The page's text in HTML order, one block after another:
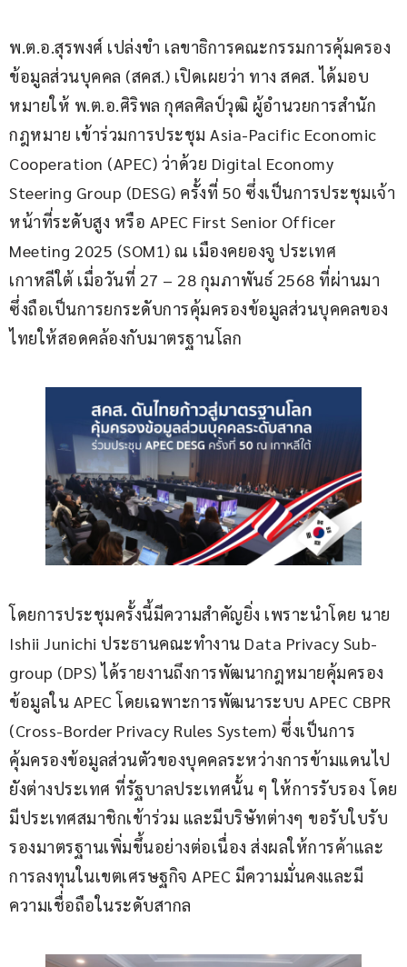
พ.ต.อ.สุรพงศ์ เปล่งขำ เลขาธิการคณะกรรมการคุ้มครอง
ข้อมูลส่วนบุคคล (สคส.) เปิดเผยว่า ทาง สคส. ได้มอบ
หมายให้ พ.ต.อ.ศิริพล กุศลศิลป์วุฒิ ผู้อำนวยการสำนัก
กฎหมาย เข้าร่วมการประชุม Asia-Pacific Economic
Cooperation (APEC) ว่าด้วย Digital Economy
Steering Group (DESG) ครั้งที่ 50 ซึ่งเป็นการประชุมเจ้า
หน้าที่ระดับสูง หรือ APEC First Senior Officer
Meeting 2025 (SOM1) ณ เมืองคยองจู ประเทศ
เกาหลีใต้ เมื่อวันที่ 27 – 28 กุมภาพันธ์ 2568 ที่ผ่านมา
ซึ่งถือเป็นการยกระดับการคุ้มครองข้อมูลส่วนบุคคลของ
ไทยให้สอดคล้องกับมาตรฐานโลก
โดยการประชุมครั้งนี้มีความสำคัญยิ่ง เพราะนำโดย นาย
Ishii Junichi ประธานคณะทำงาน Data Privacy Sub-
group (DPS) ได้รายงานถึงการพัฒนากฎหมายคุ้มครอง
ข้อมูลใน APEC โดยเฉพาะการพัฒนาระบบ APEC CBPR
(Cross-Border Privacy Rules System) ซึ่งเป็นการ
คุ้มครองข้อมูลส่วนตัวของบุคคลระหว่างการข้ามแดนไป
ยังต่างประเทศ ที่รัฐบาลประเทศนั้น ๆ ให้การรับรอง โดย
มีประเทศสมาชิกเข้าร่วม และมีบริษัทต่างๆ ขอรับใบรับ
รองมาตรฐานเพิ่มขึ้นอย่างต่อเนื่อง ส่งผลให้การค้าและ
การลงทุนในเขตเศรษฐกิจ APEC มีความมั่นคงและมี
ความเชื่อถือในระดับสากล